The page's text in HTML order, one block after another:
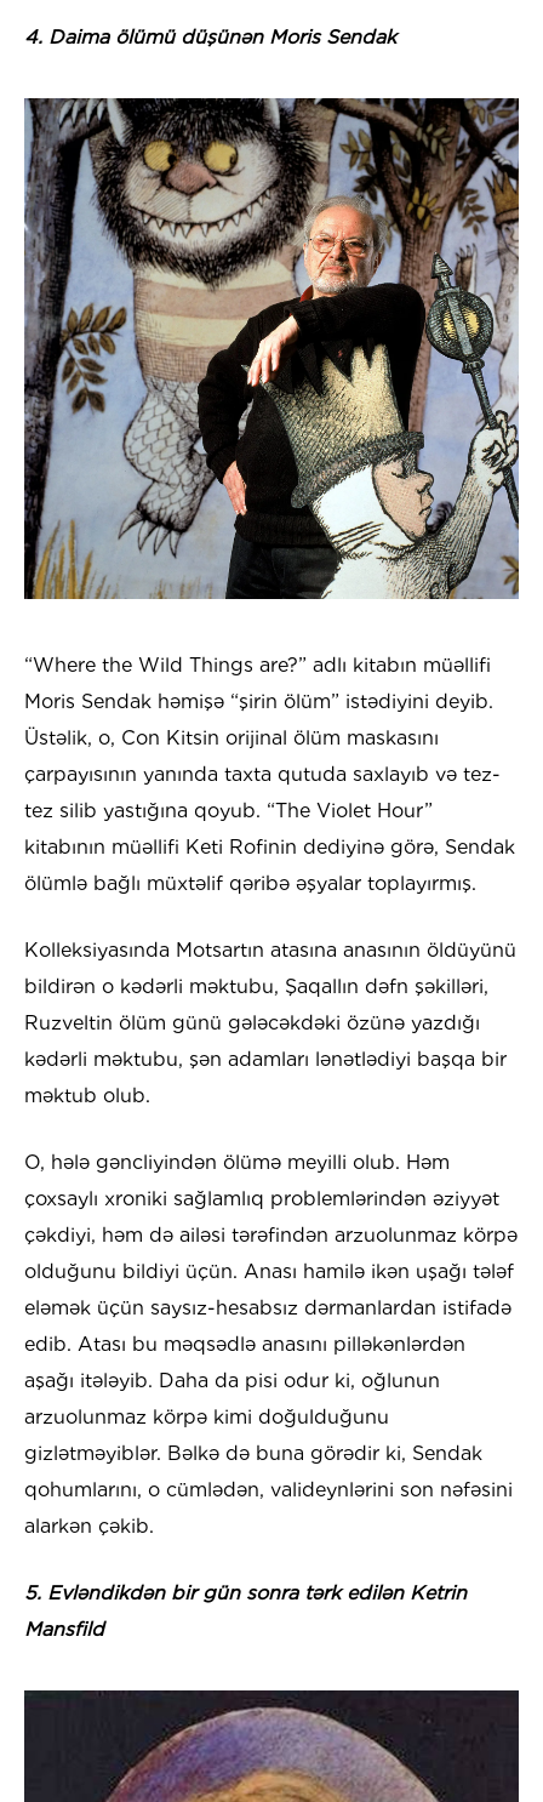
4. Daima ölümü düşünən Moris Sendak
“Where the Wild Things are?” adlı kitabın müəllifi
Moris Sendak həmişə “şirin ölüm” istədiyini deyib.
Üstəlik, o, Con Kitsin orijinal ölüm maskasını
çarpayısının yanında taxta qutuda saxlayıb və tez-
tez silib yastığına qoyub. “The Violet Hour”
kitabının müəllifi Keti Rofinin dediyinə görə, Sendak
ölümlə bağlı müxtəlif qəribə əşyalar toplayırmış.
Kolleksiyasında Motsartın atasına anasının öldüyünü
bildirən o kədərli məktubu, Şaqallın dəfn şəkilləri,
Ruzveltin ölüm günü gələcəkdəki özünə yazdığı
kədərli məktubu, şən adamları lənətlədiyi başqa bir
məktub olub.
O, hələ gəncliyindən ölümə meyilli olub. Həm
çoxsaylı xroniki sağlamlıq problemlərindən əziyyət
çəkdiyi, həm də ailəsi tərəfindən arzuolunmaz körpə
olduğunu bildiyi üçün. Anası hamilə ikən uşağı tələf
eləmək üçün saysız-hesabsız dərmanlardan istifadə
edib. Atası bu məqsədlə anasını pilləkənlərdən
aşağı itələyib. Daha da pisi odur ki, oğlunun
arzuolunmaz körpə kimi doğulduğunu
gizlətməyiblər. Bəlkə də buna görədir ki, Sendak
qohumlarını, o cümlədən, valideynlərini son nəfəsini
alarkən çəkib.
5. Evləndikdən bir gün sonra tərk edilən Ketrin
Mansfild